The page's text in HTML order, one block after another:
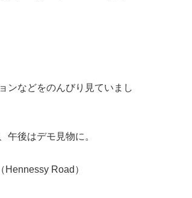
ンなどをのんびり見ていまし
午後はデモ見物に。
Road）